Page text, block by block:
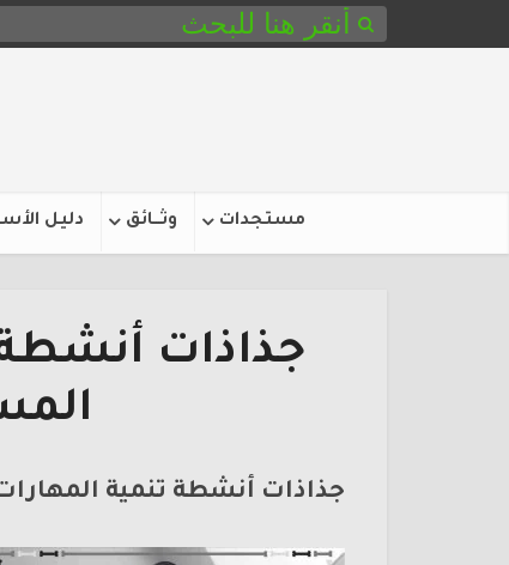
مستجدات وثـــائق دليل
جذاذات أنشطة
جذاذات أنشطة تنمية